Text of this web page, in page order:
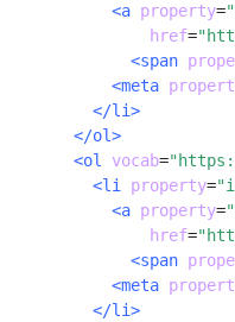
<a property=
href=
<span
<meta
</li>
</ol>
<ol
vocab=
<li
property=
<a property=
href=
<span
<meta
</li>